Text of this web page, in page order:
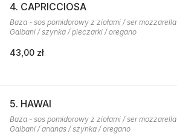
4. CAPRICCIOSA
Baza - sos pomidorowy z ziołami / ser mozzarella
Galbani / szynka / pieczarki / oregano
43,00 zł
5. HAWAI
Baza - sos pomidorowy z ziołami / ser mozzarella
Galbani / ananas / szynka / oregano